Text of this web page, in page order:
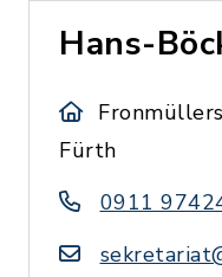
Hans-
Fürth
0911